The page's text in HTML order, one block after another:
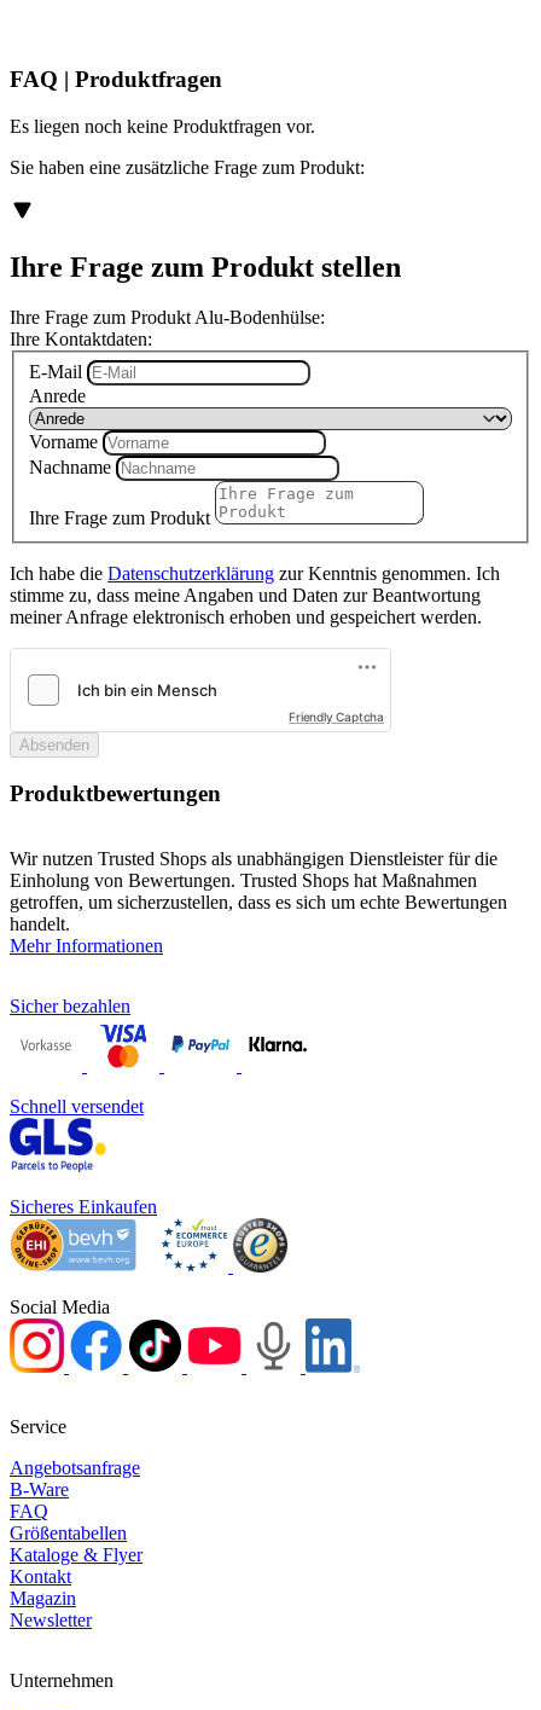
FAQ | Produktfragen
Es liegen noch keine Produktfragen vor.
Sie haben eine zusätzliche Frage zum Produkt:
Ihre Frage zum Produkt stellen
Ihre Frage zum Produkt Alu-Bodenhülse:
Ihre Kontaktdaten:
E-Mail
Anrede
Vorname
Nachname
Ihre Frage zum Produkt
Ich habe die Datenschutzerklärung zur Kenntnis genommen. Ich
stimme zu, dass meine Angaben und Daten zur Beantwortung
meiner Anfrage elektronisch erhoben und gespeichert werden.
Friendly Captcha
Absenden
Produktbewertungen
Wir nutzen Trusted Shops als unabhängigen Dienstleister für die
Einholung von Bewertungen. Trusted Shops hat Maßnahmen
getroffen, um sicherzustellen, dass es sich um echte Bewertungen
handelt.
Mehr Informationen
Sicher bezahlen
Schnell versendet
Sicheres Einkaufen
Social Media
Service
Angebotsanfrage
B-Ware
FAQ
Größentabellen
Kataloge & Flyer
Kontakt
Magazin
Newsletter
Unternehmen